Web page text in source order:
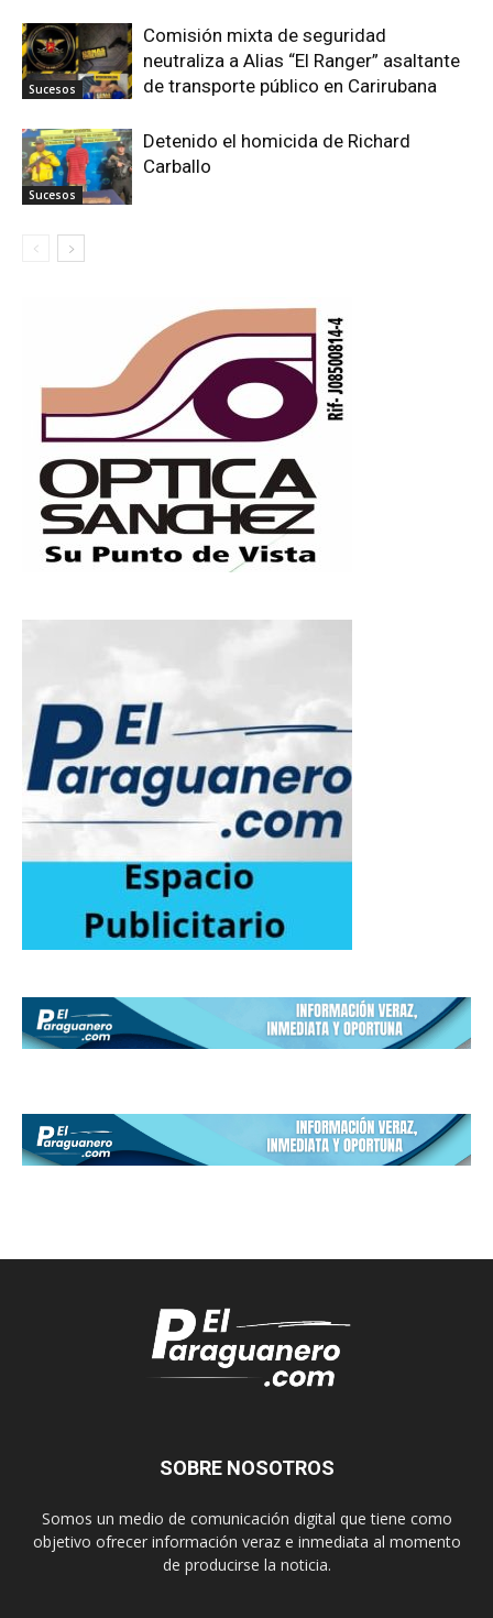
Sucesos
Comisión mixta de seguridad
neutraliza a Alias “El Ranger” asaltante
de transporte público en Carirubana
Sucesos
Detenido el homicida de Richard
Carballo
SOBRE NOSOTROS
Somos un medio de comunicación digital que tiene como
objetivo ofrecer información veraz e inmediata al momento
de producirse la noticia.